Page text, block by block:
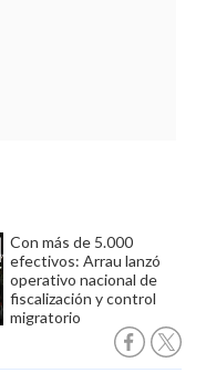
Con más de 5.000
efectivos: Arrau lanzó
operativo nacional de
fiscalización y control
migratorio